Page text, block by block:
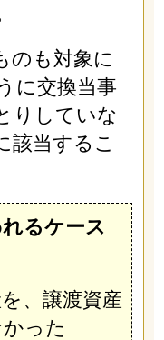
のも対象に
に交換当事
りしていな
該当するこ
るケース
、譲渡資産
った